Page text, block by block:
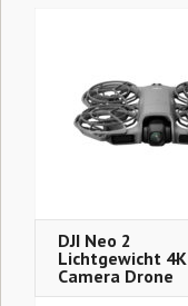
DJI Neo 2
Lichtgewicht 4K
Camera Drone